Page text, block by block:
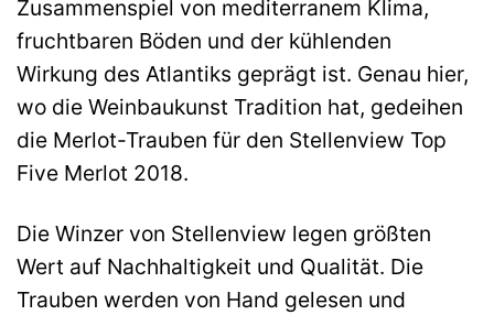
Zusammenspiel von mediterranem Klima,
fruchtbaren Böden und der kühlenden
Wirkung des Atlantiks geprägt ist. Genau hier,
wo die Weinbaukunst Tradition hat, gedeihen
die Merlot-Trauben für den Stellenview Top
Five Merlot 2018.
Die Winzer von Stellenview legen größten
Wert auf Nachhaltigkeit und Qualität. Die
Trauben werden von Hand gelesen und